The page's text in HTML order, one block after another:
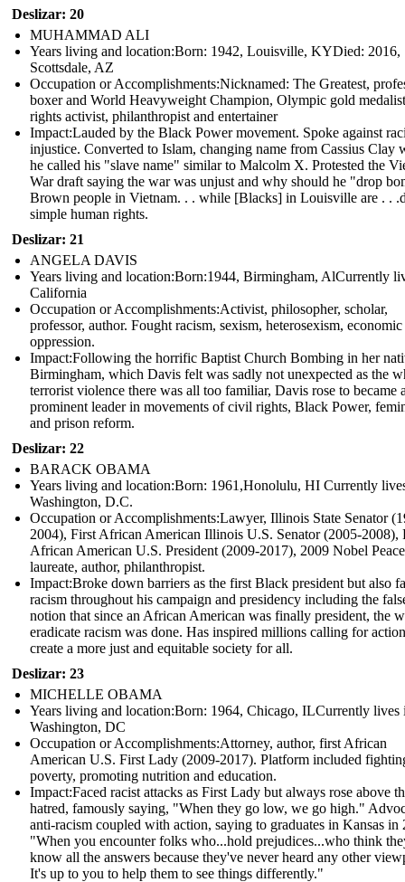
Deslizar: 20
MUHAMMAD ALI
Years living and location:Born: 1942, Louisville, KYDied: 2016,
Scottsdale, AZ
Occupation or Accomplishments: Nicknamed: The Greatest,
boxer and World Heavyweight Champion, Olympic gold
rights activist, philanthropist and entertainer
Impact:Lauded by the Black Power movement. Spoke against
injustice. Converted to Islam, changing name from Cassius Clay
he called his "slave name" similar to Malcolm X. Protested the
War draft saying the war was unjust and why should he "drop
Brown people in Vietnam. . . while [Blacks] in Louisville are . .
simple human rights.
Deslizar: 21
ANGELA DAVIS
Years living and location:Born:1944, Birmingham, AlCurrently
California
Occupation or Accomplishments: Activist, philosopher, scholar,
professor, author. Fought racism, sexism, heterosexism, economic
oppression.
Impact: Following the horrific Baptist Church Bombing in her
Birmingham, which Davis felt was sadly not unexpected as the
terrorist violence there was all too familiar, Davis rose to became
prominent leader in movements of civil rights, Black Power,
and prison reform.
Deslizar: 22
BARACK OBAMA
Years living and location:Born: 1961,Honolulu, HI Currently
Washington, D.C.
Occupation or Accomplishments: Lawyer, Illinois State Senator
2004), First African American Illinois U.S. Senator (2005-2008),
African American U.S. President (2009-2017), 2009 Nobel
laureate, author, philanthropist.
Impact: Broke down barriers as the first Black president but also
racism throughout his campaign and presidency including the
notion that since an African American was finally president, the
eradicate racism was done. Has inspired millions calling for
create a more just and equitable society for all.
Deslizar: 23
MICHELLE OBAMA
Years living and location:Born: 1964, Chicago, ILCurrently lives
Washington, DC
Occupation or Accomplishments: Attorney, author, first African
American U.S. First Lady (2009-2017). Platform included
poverty, promoting nutrition and education.
Impact: Faced racist attacks as First Lady but always rose above
hatred, famously saying, "When they go low, we go high."
anti-racism coupled with action, saying to graduates in Kansas in
"When you encounter folks who...hold prejudices...who think
know all the answers because they've never heard any other
It's up to you to help them to see things differently."